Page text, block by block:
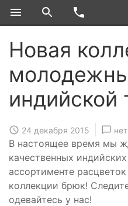
Новая
индийской
24 декабря 2015
В настоящее время мы
качественных
ассортименте
коллекции брюк!
одевайтесь у нас!